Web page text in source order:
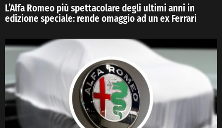
L’Alfa Romeo più spettacolare degli ultimi anni in
edizione speciale: rende omaggio ad un ex Ferrari